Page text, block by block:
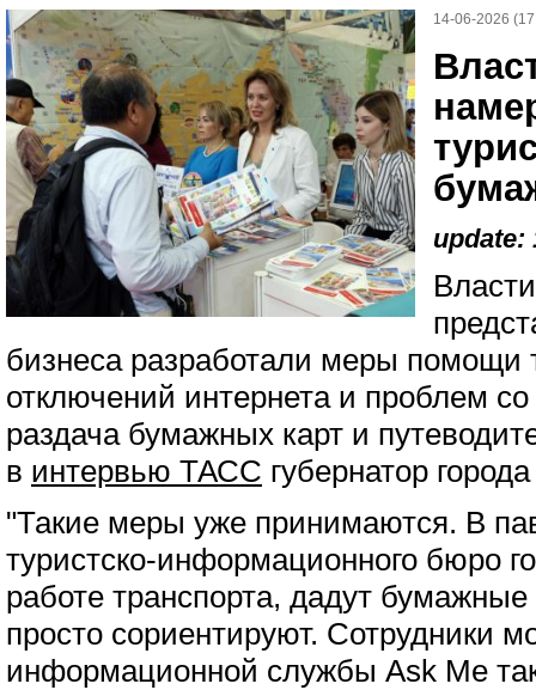
14-06-2026
update:
бизнеса разработали меры помощи
отключений интернета и проблем
раздача бумажных карт и
в интервью ТАСС губернатор
"Такие меры уже принимаются. В
туристско-информационного бюро
работе транспорта, дадут
просто сориентируют. Сотрудники
информационной службы Ask Me